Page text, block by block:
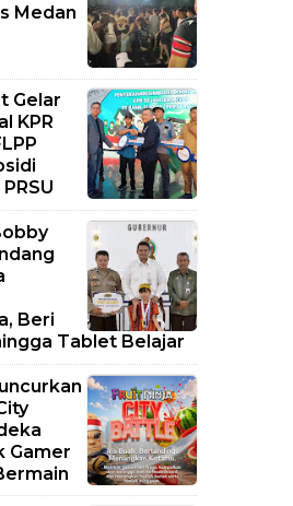
Medan
Gelar
KPR
Beri
Tablet Belajar
Gamer